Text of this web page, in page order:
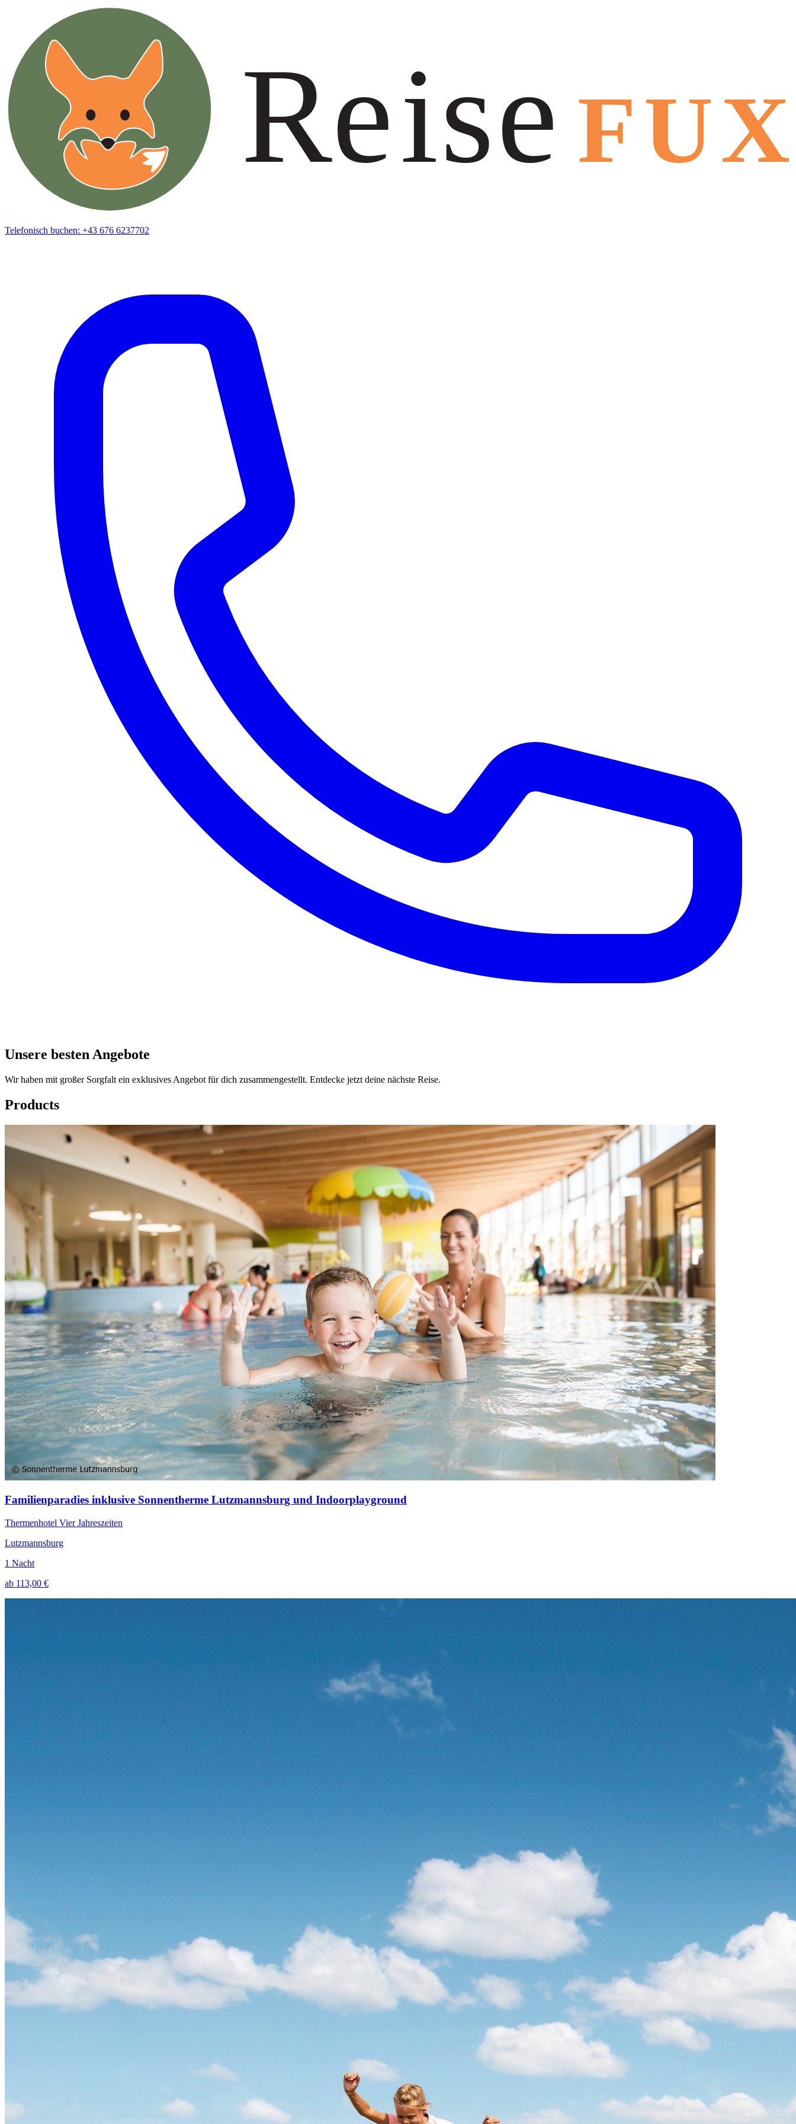
Telefonisch buchen: +43 676 6237702
Unsere besten Angebote
Wir haben mit großer Sorgfalt ein exklusives Angebot für dich zusammengestellt. Entdecke jetzt deine nächste Reise.
Products
Familienparadies inklusive Sonnentherme Lutzmannsburg und Indoorplayground
Thermenhotel Vier Jahreszeiten
Lutzmannsburg
1 Nacht
ab 113,00 €